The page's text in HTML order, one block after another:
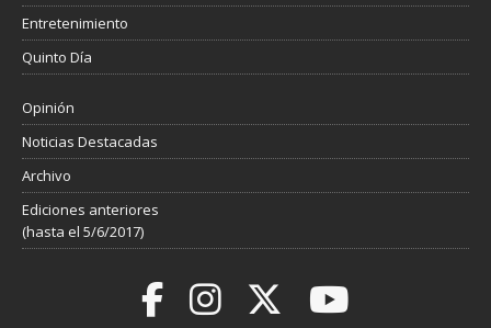
Entretenimiento
Quinto Día
Opinión
Noticias Destacadas
Archivo
Ediciones anteriores
(hasta el 5/6/2017)